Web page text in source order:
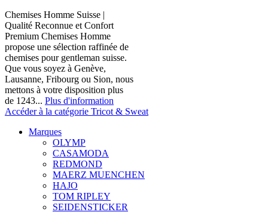
Chemises Homme Suisse |
Qualité Reconnue et Confort
Premium Chemises Homme
propose une sélection raffinée de
chemises pour gentleman suisse.
Que vous soyez à Genève,
Lausanne, Fribourg ou Sion, nous
mettons à votre disposition plus
de 1243... Plus d'information
Accéder à la catégorie Tricot & Sweat
Marques
OLYMP
CASAMODA
REDMOND
MAERZ MUENCHEN
HAJO
TOM RIPLEY
SEIDENSTICKER